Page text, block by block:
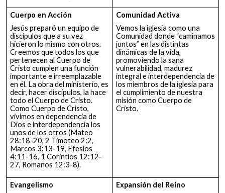
Cuerpo en Acción
Jesús preparó un equipo de
discípulos que a su vez
hicieron lo mismo con otros.
Creemos que todos los que
pertenecen al Cuerpo de
Cristo cumplen una función
importante e irreemplazable
en él. La obra del ministerio, es
decir, hacer discípulos, la hace
todo el Cuerpo de Cristo.
Como Cuerpo de Cristo,
vivimos en dependencia de
Dios e interdependencia los
unos de los otros (Mateo
28:18-20, 2 Timoteo 2:2,
Marcos 3:13-19, Efesios
4:11-16, 1 Corintios 12:12-
27, Romanos 12:3-8).
Comunidad Activa
Vemos la iglesia como una
Comunidad donde “caminamos
juntos” en las distintas
dinámicas de la vida,
promoviendo la sana
vulnerabilidad, madurez
integral e interdependencia de
los miembros de la iglesia para
el cumplimiento de nuestra
misión como Cuerpo de
Cristo.
Evangelismo
Expansión del Reino